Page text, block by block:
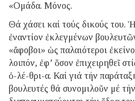
«Ομάδα. Μόνος.
Θά χάσει καί τούς δικούς του.
ἐναντίον ἐκλεγμένων
«ἄφοβοι» ὡς παλαιότεροι
λοιπόν, ἐφ’ ὅσον ἐπιχειρηθεῖ
ὀ-λέ-θρι-α. Καί γιά τήν
βουλευτές θά συνομιλοῦν μέ